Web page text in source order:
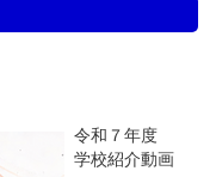
令和７年度
学校紹介動画